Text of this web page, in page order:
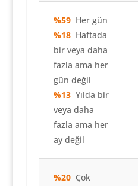
%59Her gün
%18Haftada
bir veya daha
fazla ama her
gün değil
%13 Yılda bir
veya daha
fazla ama her
ay değil
%20 Çok